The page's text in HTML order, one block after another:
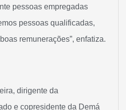
pessoas empregadas
pessoas qualificadas,
remunerações”, enfatiza.
dirigente da
e copresidente da Demá